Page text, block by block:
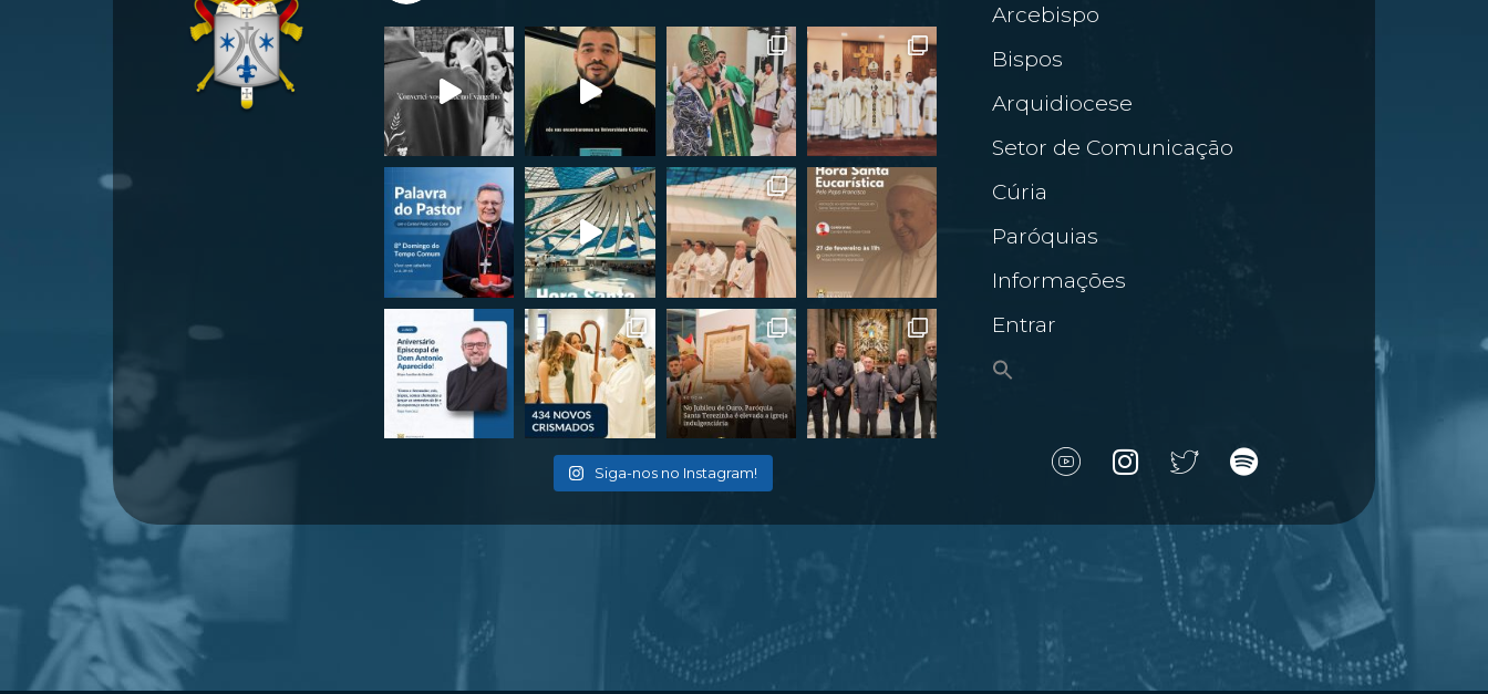
Siga-nos no Instagram!
Arcebispo
Bispos
Arquidiocese
Setor de Comunicação
Cúria
Paróquias
Informações
Entrar